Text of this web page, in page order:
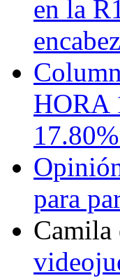
en la
HORA
para
Camila